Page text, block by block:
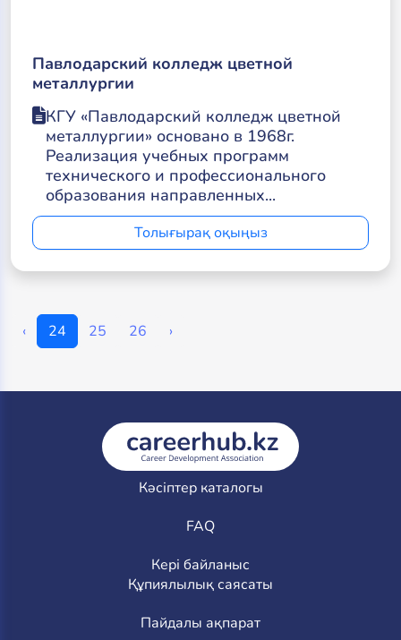
Павлодарский колледж цветной
металлургии
КГУ «Павлодарский колледж цветной
металлургии» основано в 1968г.
Реализация учебных программ
технического и профессионального
образования направленных...
Толығырақ оқыңыз
‹ 24 25 26 ›
Кәсіптер каталогы
FAQ
Кері байланыс
Құпиялылық саясаты
Пайдалы ақпарат